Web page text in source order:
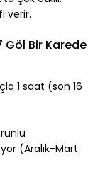
verir.
Göl Bir Karede
1 saat (son 16
(Aralık-Mart